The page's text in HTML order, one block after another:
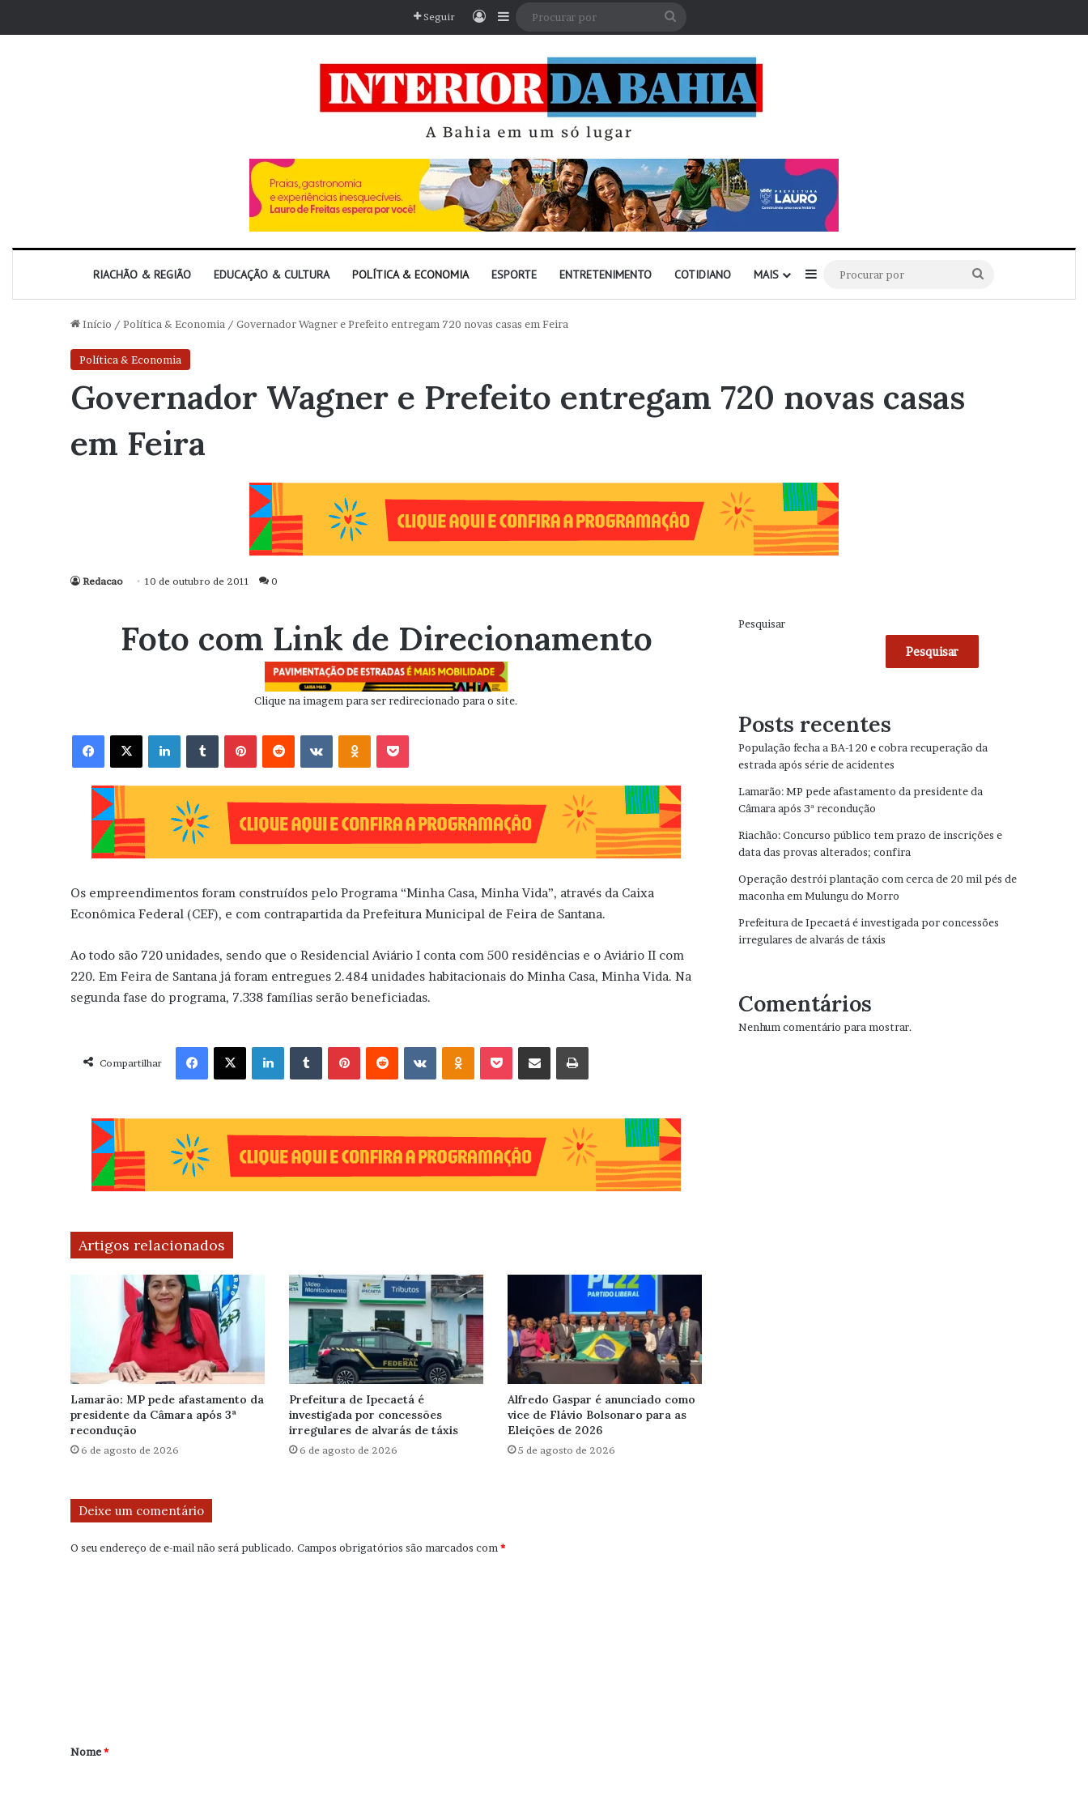
Seguir EntrarBarra Lateral
RIACHÃO & REGIÃO EDUCAÇÃO & CULTURA POLÍTICA & ECONOMIA ESPORTE ENTRETENIMENTO COTIDIANO MAIS Barra Lateral
por
Início / Política & Economia / Governador Wagner e Prefeito entregam 720 novas casas em Feira
Política & Economia
Governador Wagner e Prefeito entregam 720 novas casas
em Feira
Redacao 10 de outubro de 2011 0
Foto com Link de Direcionamento
Clique na imagem para ser redirecionado para o site.
Facebook X Linkedin VK OK
Os empreendimentos foram construídos pelo Programa “Minha Casa, Minha Vida”, através da Caixa
Econômica Federal (CEF), e com contrapartida da Prefeitura Municipal de Feira de Santana.
Ao todo são 720 unidades, sendo que o Residencial Aviário I conta com 500 residências e o Aviário II com
220. Em Feira de Santana já foram entregues 2.484 unidades habitacionais do Minha Casa, Minha Vida. Na
segunda fase do programa, 7.338 famílias serão beneficiadas.
Compartilhar
Facebook X Linkedin VK OK
Artigos relacionados
Lamarão: MP pede afastamento da
presidente da Câmara após 3ª
recondução
6 de agosto de 2026
Prefeitura de Ipecaetá é
investigada por concessões
irregulares de alvarás de táxis
6 de agosto de 2026
Alfredo Gaspar é anunciado como
vice de Flávio Bolsonaro para as
Eleições de 2026
5 de agosto de 2026
Deixe um comentário
O seu endereço de e-mail não será publicado. Campos obrigatórios são marcados com*
r
Nome*
Pesquisar
Pesquisar
Posts recentes
População fecha a BA-120 e cobra recuperação da
estrada após série de acidentes
Lamarão: MP pede afastamento da presidente da
Câmara após 3ª recondução
Riachão: Concurso público tem prazo de inscrições e
data das provas alterados; confira
Operação destrói plantação com cerca de 20 mil pés de
maconha em Mulungu do Morro
Prefeitura de Ipecaetá é investigada por concessões
irregulares de alvarás de táxis
Comentários
Nenhum comentário para mostrar.